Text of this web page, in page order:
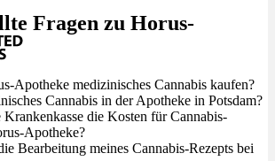
Fragen zu Horus-
Apotheke medizinisches Cannabis kaufen?
Cannabis in der Apotheke in Potsdam?
die Kosten für Cannabis-
Apotheke?
Bearbeitung meines Cannabis-Rezepts bei